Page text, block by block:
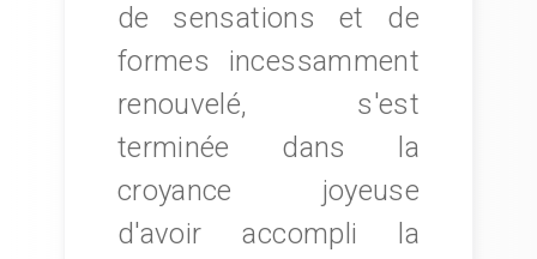
de sensations et de
formes incessamment
renouvelé, s'est
terminée dans la
croyance joyeuse
d'avoir accompli la